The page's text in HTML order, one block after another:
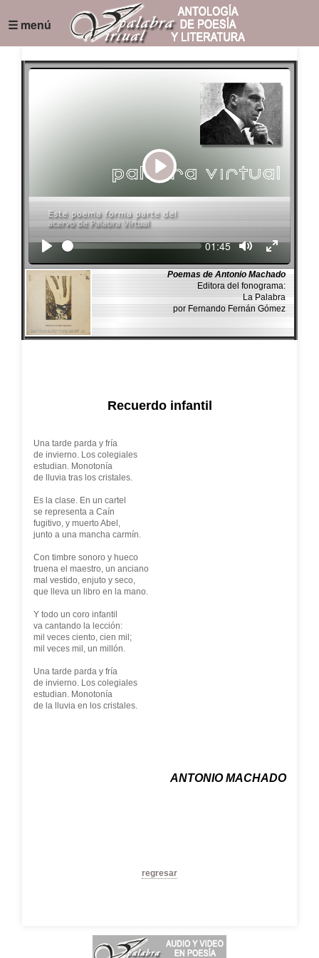
☰ menú
Play
Seek Current
01:45
Poemas de Antonio Machado
Editora del fonograma:
La Palabra
por Fernando Fernán Gómez
Recuerdo infantil
Una tarde parda y fría
de invierno. Los colegiales
estudian. Monotonía
de lluvia tras los cristales.
Es la clase. En un cartel
se representa a Caín
fugitivo, y muerto Abel,
junto a una mancha carmín.
Con timbre sonoro y hueco
truena el maestro, un anciano
mal vestido, enjuto y seco,
que lleva un libro en la mano.
Y todo un coro infantil
va cantando la lección:
mil veces ciento, cien mil;
mil veces mil, un millón.
Una tarde parda y fría
de invierno. Los colegiales
estudian. Monotonía
de la lluvia en los cristales.
ANTONIO MACHADO
regresar